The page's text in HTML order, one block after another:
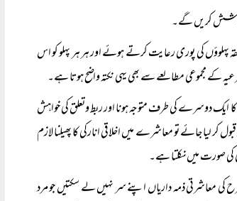
کوشش کریں گے۔
پہلوؤں کی پوری رعایت کرتے ہوئے اور ہر ہر پہلو کو اس
کے مجموعی مطالعے سے بھی یہی نکتہ واضح ہوتا ہے۔
دوسرے کی طرف متوجہ ہونا اور ربط وتعلق کی خواہش
کر لیا جائے تو معاشرے میں اخلاقی انارکی کا پھیلنا لازم
کی صورت میں نکلتا ہے۔
معاشرتی ذمہ داریاں اپنے سر نہیں لے سکتیں جو مرد